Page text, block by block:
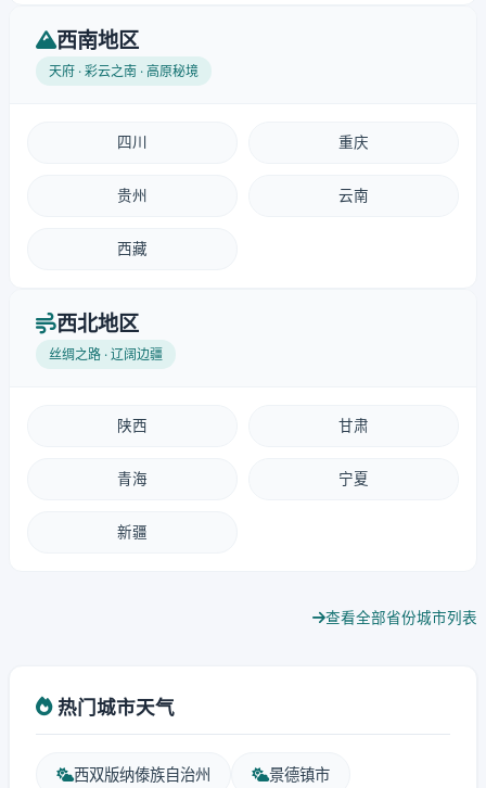
西南地区
天府 · 彩云之南 · 高原秘境
四川 重庆
贵州 云南
西藏
西北地区
丝绸之路 · 辽阔边疆
陕西 甘肃
青海 宁夏
新疆
查看全部省份城市列表
热门城市天气
西双版纳傣族自治州 景德镇市